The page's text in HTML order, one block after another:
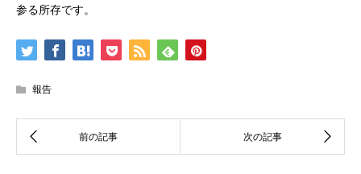
参る所存です。
報告